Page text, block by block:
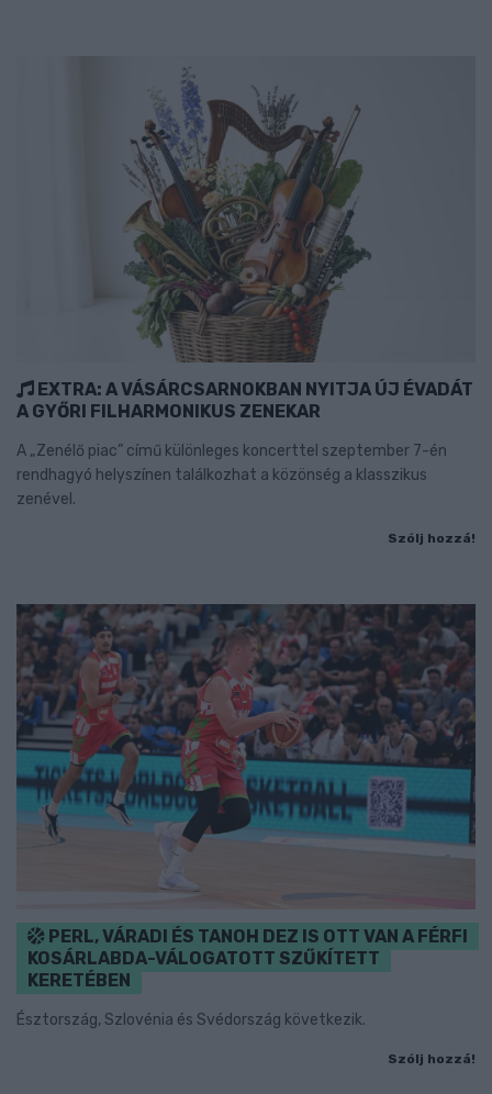
EXTRA: A VÁSÁRCSARNOKBAN NYITJA ÚJ ÉVADÁT
A GYŐRI FILHARMONIKUS ZENEKAR
A „Zenélő piac” című különleges koncerttel szeptember 7-én
rendhagyó helyszínen találkozhat a közönség a klasszikus
zenével.
Szólj hozzá!
PERL, VÁRADI ÉS TANOH DEZ IS OTT VAN A FÉRFI
KOSÁRLABDA-VÁLOGATOTT SZŰKÍTETT
KERETÉBEN
Észtország, Szlovénia és Svédország következik.
Szólj hozzá!